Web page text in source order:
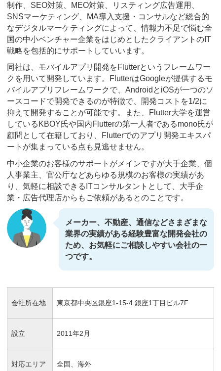
制作、SEO対策、MEO対策、リスティング広告運用、
SNSマーケティング、MA導入支援・コンサルなど総合的
なデジタルマーケティングによって、情報力不足で悩む全
国の中小ベンチャー企業をはじめとしたクライアントのIT
戦略を包括的にサポートしていいます。
同社は、モバイルアプリ開発をFlutterというフレームワー
クを用いて開発しています。FlutterはGoogleが提供するモ
バイルアプリフレームワークで、AndroidとiOSが一つのソ
ースコードで開発できるのが特徴で、開発コストを1/2に
抑えて開発することが可能です。また、Flutter大学を運営
しているKBOY氏や国内Flutterの第一人者であるmono氏が
顧問として在籍しており、Flutterでのアプリ開発エキスパ
ートが集まっている点も見逃せません。
中小企業のお客様のサポートがメインですが大手企業、個
人事業主、官公庁などあらゆる規模のお客様の実績があ
り、気軽に相談できるITコンサルタントとして、大手企
業・広告代理店からもご依頼があるとのことです。
メーカー、不動産、通信などさまざまな
業界の実績がある経験豊富な開発会社の
ため、お気軽にご相談しやすい会社の一
つです。
会社所在地 東京都中央区銀座1-15-4 銀座1丁目ビル7F
設立 2011年2月
対応エリア 全国、海外